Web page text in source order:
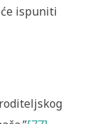
će ispuniti